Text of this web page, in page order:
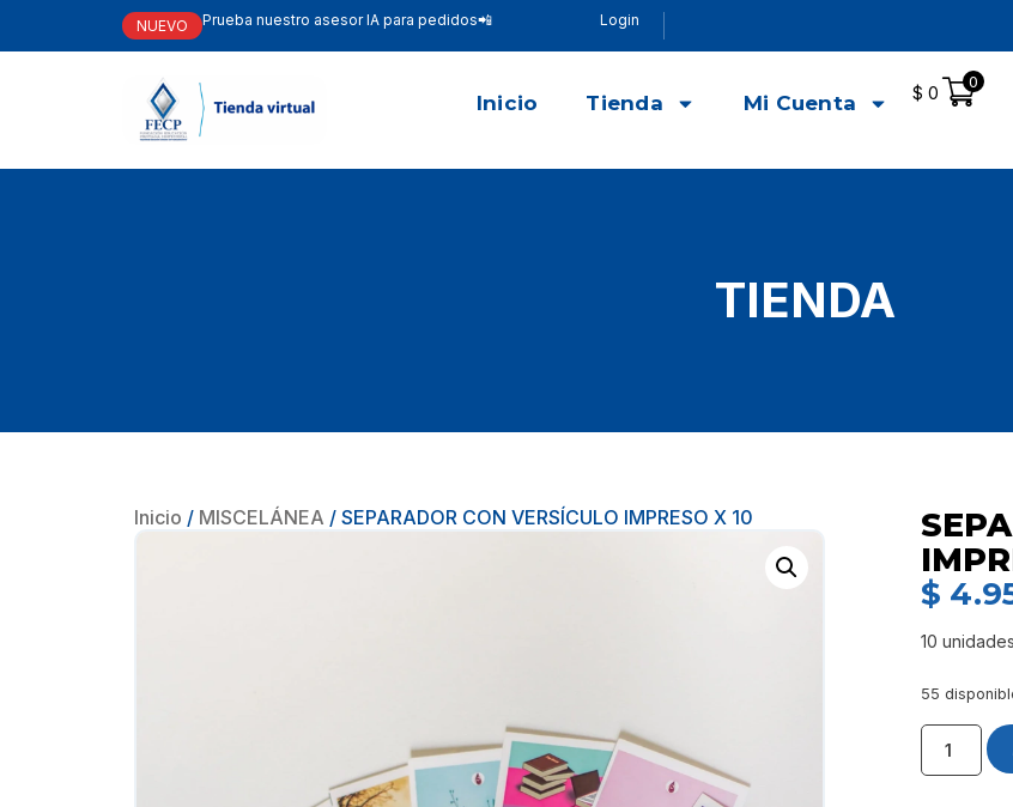
NUEVO Prueba nuestro asesor IA para pedidos📲 Login
Inicio Tienda Mi Cuenta $ 0
0
TIENDA
Inicio / MISCELÁNEA / SEPARADOR CON VERSÍCULO IMPRESO X 10
$
10
55